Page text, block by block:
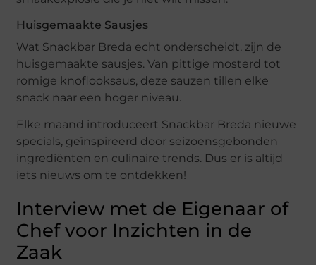
Huisgemaakte Sausjes
Wat Snackbar Breda echt onderscheidt, zijn de
huisgemaakte sausjes. Van pittige mosterd tot
romige knoflooksaus, deze sauzen tillen elke
snack naar een hoger niveau.
Elke maand introduceert Snackbar Breda nieuwe
specials, geïnspireerd door seizoensgebonden
ingrediënten en culinaire trends. Dus er is altijd
iets nieuws om te ontdekken!
Interview met de Eigenaar of
Chef voor Inzichten in de
Zaak